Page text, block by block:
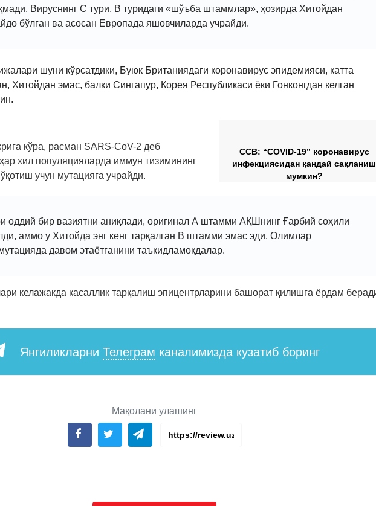
Вируснинг C тури, В туридаги «шўъба штаммлар», ҳозирда Хитойдан
бўлган ва асосан Европада яшовчиларда учрайди.
шуни кўрсатдики, Буюк Британиядаги коронавирус эпидемияси, катта
Хитойдан эмас, балки Сингапур, Корея Республикаси ёки Гонконгдан келган
ССВ: “COVID-19” коронавирус
инфекциясидан қандай сақланиш
мумкин?
кўра, расман SARS-CoV-2 деб
хил популяцияларда иммун тизимининг
учун мутацияга учрайди.
оддий бир вазиятни аниқлади, оригинал А штамми АҚШнинг Ғарбий соҳили
аммо у Хитойда энг кенг тарқалган В штамми эмас эди. Олимлар
давом этаётганини таъкидламоқдалар.
келажакда касаллик тарқалиш эпицентрларини башорат қилишга ёрдам
Янгиликларни Телеграм каналимизда кузатиб боринг
Мақолани улашинг